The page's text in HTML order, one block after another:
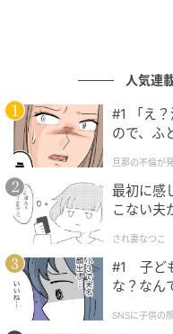
人気連
#1 「え
ので、ふ
クチャに
旦那の不倫が
最初に感
こない夫
され妻なつこ
#1 子ど
な？なん
SNSに子供の